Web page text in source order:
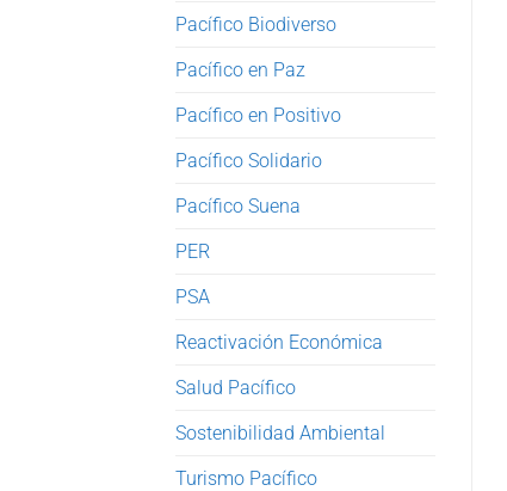
Pacífico Biodiverso
Pacífico en Paz
Pacífico en Positivo
Pacífico Solidario
Pacífico Suena
PER
PSA
Reactivación Económica
Salud Pacífico
Sostenibilidad Ambiental
Turismo Pacífico